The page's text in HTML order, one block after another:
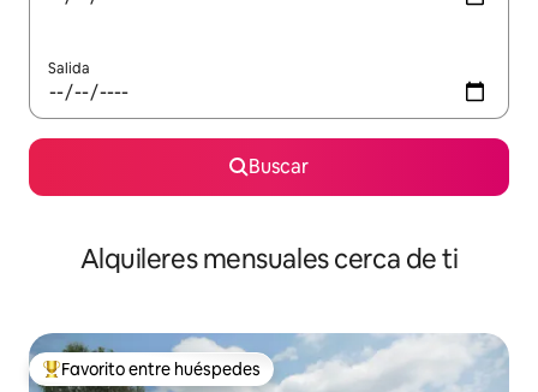
Salida
Buscar
Alquileres mensuales cerca de ti
Favorito entre huéspedes preferido
Favorito entre huéspedes